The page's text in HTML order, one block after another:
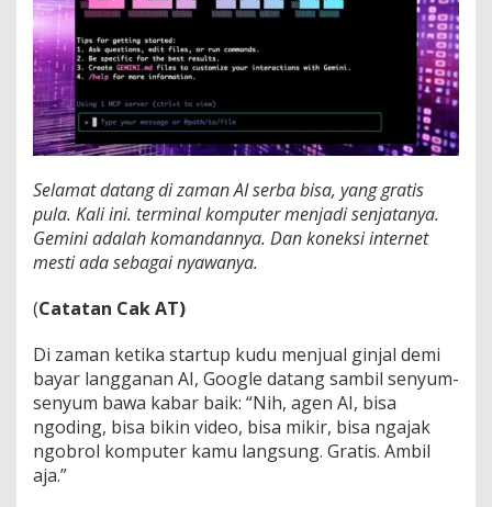
Selamat datang di zaman AI serba bisa, yang gratis
pula. Kali ini. terminal komputer menjadi senjatanya.
Gemini adalah komandannya. Dan koneksi internet
mesti ada sebagai nyawanya.
(Catatan Cak AT)
Di zaman ketika startup kudu menjual ginjal demi
bayar langganan AI, Google datang sambil senyum-
senyum bawa kabar baik: “Nih, agen AI, bisa
ngoding, bisa bikin video, bisa mikir, bisa ngajak
ngobrol komputer kamu langsung. Gratis. Ambil
aja.”